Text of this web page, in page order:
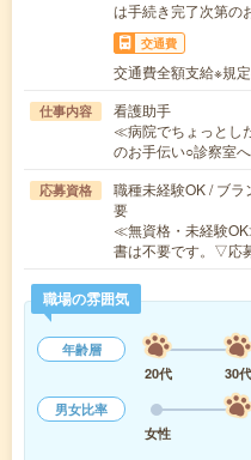
は手続き完了次第の
交通費
交通費全額支給※規
仕事内容
看護助手
≪病院でちょっとし
のお手伝い○診察室
応募資格
職種未経験OK / ブラ
要
≪無資格・未経験
書は不要です。▽応
職場の雰囲気
年齢層
20代
30代
男女比率
女性